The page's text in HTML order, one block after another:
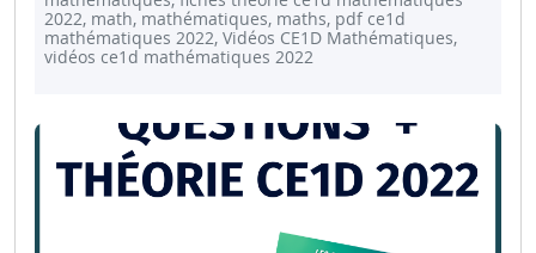
2022, math, mathématiques, maths, pdf ce1d
mathématiques 2022, Vidéos CE1D Mathématiques,
vidéos ce1d mathématiques 2022